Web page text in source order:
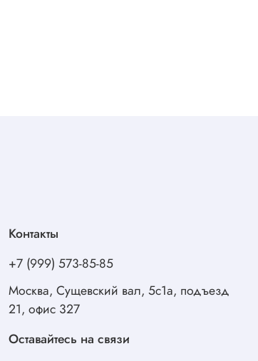
Контакты
+7 (999) 573-85-85
Москва, Сущевский вал, 5с1а, подъезд
21, офис 327
Оставайтесь на связи